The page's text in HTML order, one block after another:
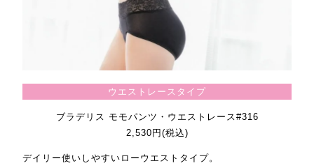
ウエストレースタイプ
ブラデリス モモパンツ・ウエストレース#316
2,530円(税込)
デイリー使いしやすいローウエストタイプ。